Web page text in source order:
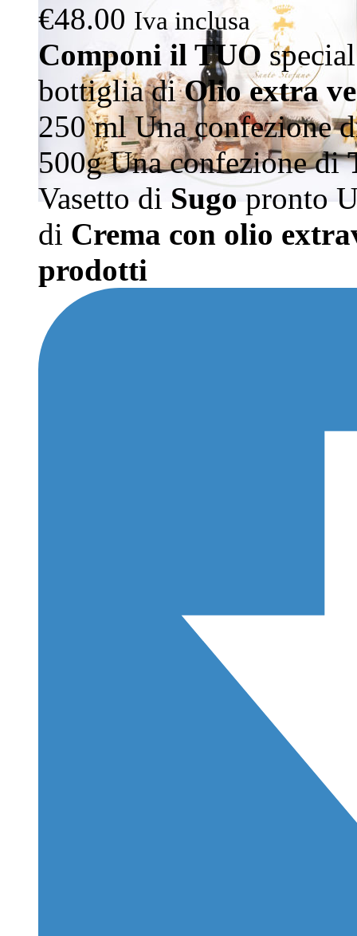
€48.00 Iva inclusa
Componi il TUO
bottiglia diOlio extra
250 ml Una confezione
500g Una confezione di
Vasetto di Sugopronto
di Crema con olio
prodotti